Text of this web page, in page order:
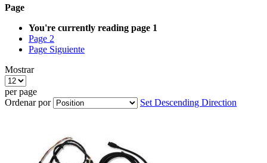
Page
You're currently reading page 1
Page 2
Page Siguiente
Mostrar
per page
Ordenar por
Set Descending Direction